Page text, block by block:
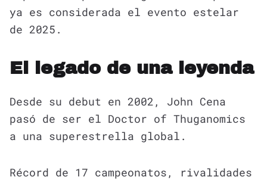
ya es considerada el evento estelar
de 2025.
El legado de una leyenda
Desde su debut en 2002, John Cena
pasó de ser el Doctor of Thuganomics
a una superestrella global.
Récord de 17 campeonatos, rivalidades